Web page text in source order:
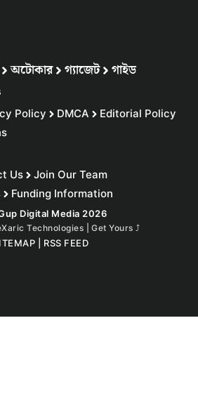
অটোকার গ্যাজেট গাইড
Policy DMCA
Editorial Policy
Us
Join Our Team
Funding Information
Digital Media 2026
Technologies | Get Yours⤴︎
RSS FEED